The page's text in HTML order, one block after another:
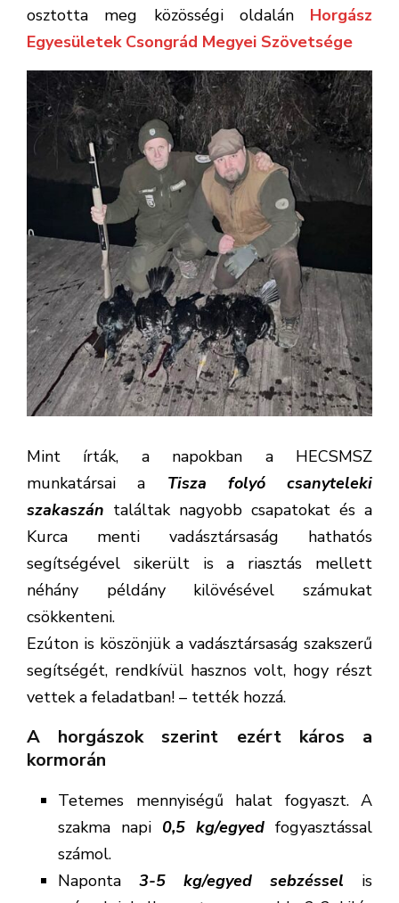
osztotta meg közösségi oldalán Horgász
Egyesületek Csongrád Megyei Szövetsége
Mint írták, a napokban a HECSMSZ
munkatársai a Tisza folyó csanyteleki
szakaszán találtak nagyobb csapatokat és a
Kurca menti vadásztársaság hathatós
segítségével sikerült is a riasztás mellett
néhány példány kilövésével számukat
csökkenteni.
Ezúton is köszönjük a vadásztársaság szakszerű
segítségét, rendkívül hasznos volt, hogy részt
vettek a feladatban! – tették hozzá.
A horgászok szerint ezért káros a
kormorán
Tetemes mennyiségű halat fogyaszt. A
szakma napi 0,5 kg/egyed fogyasztással
számol.
Naponta 3-5 kg/egyed sebzéssel
is